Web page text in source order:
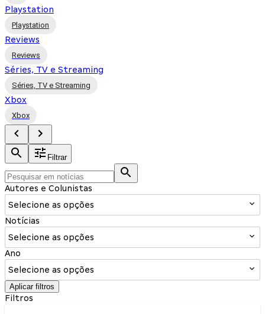
Playstation
Playstation
Reviews
Reviews
Séries, TV e Streaming
Séries, TV e Streaming
Xbox
Xbox
Filtrar
Autores e Colunistas
Selecione as opções
Notícias
Selecione as opções
Ano
Selecione as opções
Aplicar filtros
Filtros